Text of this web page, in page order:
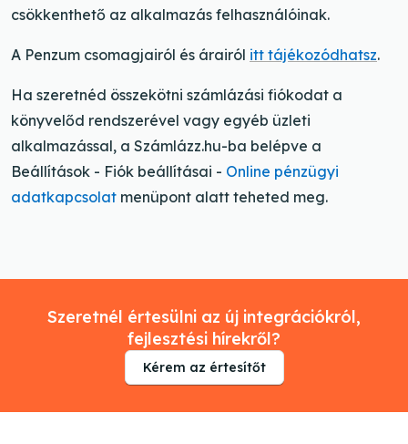
csökkenthető az alkalmazás felhasználóinak.
A Penzum csomagjairól és árairól itt tájékozódhatsz.
Ha szeretnéd összekötni számlázási fiókodat a
könyvelőd rendszerével vagy egyéb üzleti
alkalmazással, a Számlázz.hu-ba belépve a
Beállítások - Fiók beállításai - Online pénzügyi
adatkapcsolat menüpont alatt teheted meg.
Szeretnél értesülni az új integrációkról,
fejlesztési hírekről?
Kérem az értesítőt